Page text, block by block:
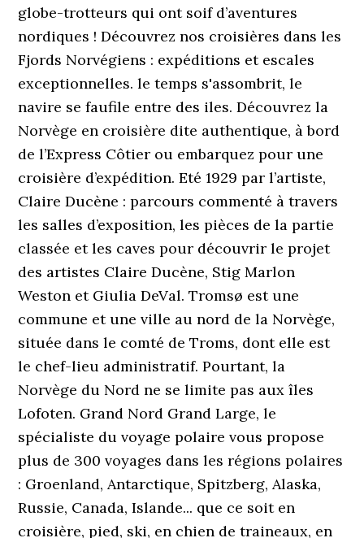
globe-trotteurs qui ont soif d’aventures
nordiques ! Découvrez nos croisières dans les
Fjords Norvégiens : expéditions et escales
exceptionnelles. le temps s'assombrit, le
navire se faufile entre des iles. Découvrez la
Norvège en croisière dite authentique, à bord
de l’Express Côtier ou embarquez pour une
croisière d’expédition. Eté 1929 par l’artiste,
Claire Ducène : parcours commenté à travers
les salles d’exposition, les pièces de la partie
classée et les caves pour découvrir le projet
des artistes Claire Ducène, Stig Marlon
Weston et Giulia DeVal. Tromsø est une
commune et une ville au nord de la Norvège,
située dans le comté de Troms, dont elle est
le chef-lieu administratif. Pourtant, la
Norvège du Nord ne se limite pas aux îles
Lofoten. Grand Nord Grand Large, le
spécialiste du voyage polaire vous propose
plus de 300 voyages dans les régions polaires
: Groenland, Antarctique, Spitzberg, Alaska,
Russie, Canada, Islande... que ce soit en
croisière, pied, ski, en chien de traineaux, en